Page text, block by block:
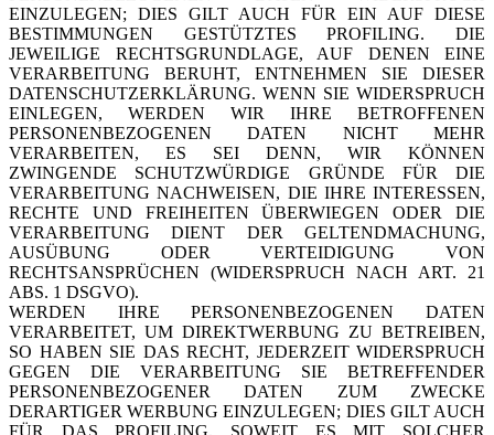
EINZULEGEN; DIES GILT AUCH FÜR EIN AUF DIESE
BESTIMMUNGEN GESTÜTZTES PROFILING. DIE
JEWEILIGE RECHTSGRUNDLAGE, AUF DENEN EINE
VERARBEITUNG BERUHT, ENTNEHMEN SIE DIESER
DATENSCHUTZERKLÄRUNG. WENN SIE WIDERSPRUCH
EINLEGEN, WERDEN WIR IHRE BETROFFENEN
PERSONENBEZOGENEN DATEN NICHT MEHR
VERARBEITEN, ES SEI DENN, WIR KÖNNEN
ZWINGENDE SCHUTZWÜRDIGE GRÜNDE FÜR DIE
VERARBEITUNG NACHWEISEN, DIE IHRE INTERESSEN,
RECHTE UND FREIHEITEN ÜBERWIEGEN ODER DIE
VERARBEITUNG DIENT DER GELTENDMACHUNG,
AUSÜBUNG ODER VERTEIDIGUNG VON
RECHTSANSPRÜCHEN (WIDERSPRUCH NACH ART. 21
ABS. 1 DSGVO).
WERDEN IHRE PERSONENBEZOGENEN DATEN
VERARBEITET, UM DIREKTWERBUNG ZU BETREIBEN,
SO HABEN SIE DAS RECHT, JEDERZEIT WIDERSPRUCH
GEGEN DIE VERARBEITUNG SIE BETREFFENDER
PERSONENBEZOGENER DATEN ZUM ZWECKE
DERARTIGER WERBUNG EINZULEGEN; DIES GILT AUCH
FÜR DAS PROFILING, SOWEIT ES MIT SOLCHER